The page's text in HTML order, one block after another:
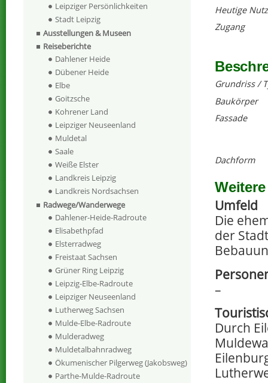
Heutige
Zugang
Grundriss /
Baukörper
Fassade
Dachform
Umfeld
Die
der
–
Durch
Leipziger Persönlichkeiten
Stadt Leipzig
Ausstellungen & Museen
Reiseberichte
Dahlener Heide
Dübener Heide
Elbe
Goitzsche
Kohrener Land
Leipziger Neuseenland
Muldetal
Saale
Weiße Elster
Landkreis Leipzig
Landkreis Nordsachsen
Radwege/Wanderwege
Dahlener-Heide-Radroute
Elisabethpfad
Elsterradweg
Freistaat Sachsen
Grüner Ring Leipzig
Leipzig-Elbe-Radroute
Leipziger Neuseenland
Lutherweg Sachsen
Mulde-Elbe-Radroute
Mulderadweg
Muldetalbahnradweg
Ökumenischer Pilgerweg (Jakobsweg)
Parthe-Mulde-Radroute